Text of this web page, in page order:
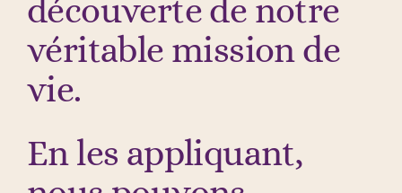
découverte de notre
véritable mission de
vie.
En les appliquant,